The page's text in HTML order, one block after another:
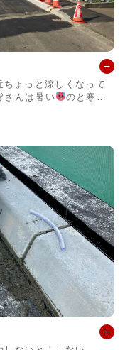
！！ 皆さんは暑い
のと寒い